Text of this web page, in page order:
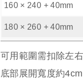
160 × 240 + 40mm
180 × 260 + 40mm
可用範圍需扣除左
底部展開寬度約4cm